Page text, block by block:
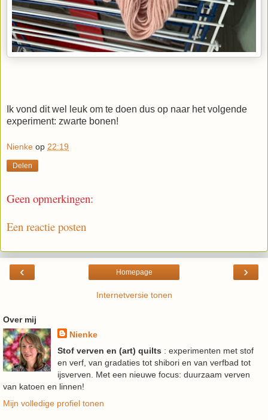
Ik vond dit wel leuk om te doen dus op naar het volgende
experiment: zwarte bonen!
Nienke op 22:19
Delen
Geen opmerkingen:
Een reactie posten
‹ ›
Homepage
Internetversie tonen
Over mij
Nienke
Stof verven en (art) quilts : experimenten met stof
en verf, van gradaties tot shibori en van verfbad tot
ijsverven. Met een nieuwe focus: duurzaam verven
van katoen en linnen!
Mijn volledige profiel tonen